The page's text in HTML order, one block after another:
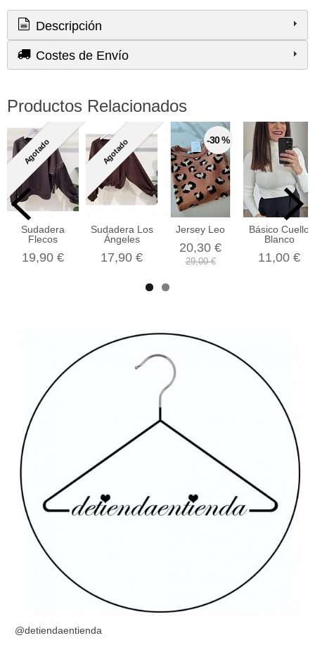
@detiendaentienda
Descripción
Costes de Envío
Productos Relacionados
Agotado
Sudadera
Flecos
19,90 €
Agotado
Sudadera Los
Ángeles
17,90 €
-30 %
Jersey Leo
20,30 €
29,00 €
Básico Cuello
Blanco
11,00 €